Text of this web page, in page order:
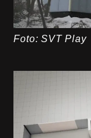
Foto: SVT Play